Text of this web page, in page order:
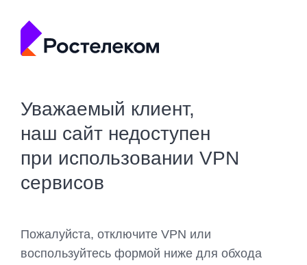
Уважаемый клиент,
наш сайт недоступен
при использовании VPN
сервисов
Пожалуйста, отключите VPN или
воспользуйтесь формой ниже для обхода